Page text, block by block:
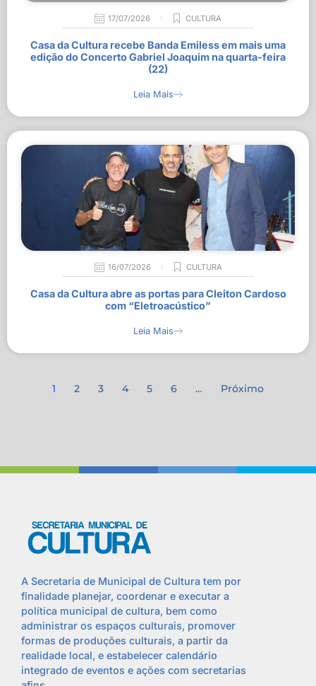
17/07/2026 CULTURA
Casa da Cultura recebe Banda Emiless em mais uma
edição do Concerto Gabriel Joaquim na quarta-feira
(22)
Leia Mais
16/07/2026 CULTURA
Casa da Cultura abre as portas para Cleiton Cardoso
com “Eletroacústico”
Leia Mais
1 2 3 4 5 6 … Próximo
A Secretaria de Municipal de Cultura tem por
finalidade planejar, coordenar e executar a
política municipal de cultura, bem como
administrar os espaços culturais, promover
formas de produções culturais, a partir da
realidade local, e estabelecer calendário
integrado de eventos e ações com secretarias